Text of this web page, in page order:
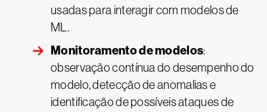
usadas para interagir com modelos de
ML.
Monitoramento de modelos:
observação contínua do desempenho do
modelo, detecção de anomalias e
identificação de possíveis ataques de